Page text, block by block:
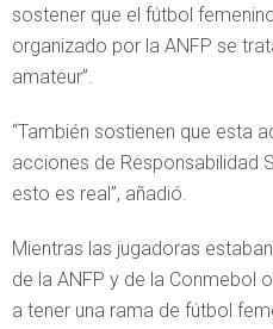
sostener que el fútbol
organizado por la ANFP se
amateur”.
“También sostienen que esta
acciones de Responsabilidad
esto es real”, añadió.
Mientras las jugadoras
de la ANFP y de la Conmebol
a tener una rama de fútbol